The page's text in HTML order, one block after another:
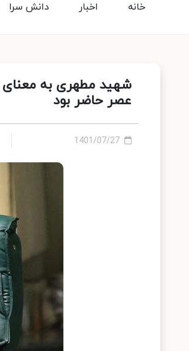
دانش سرا اخبار خانه
شهید مطهری به معنای
عصر حاضر بود
1401/07/27